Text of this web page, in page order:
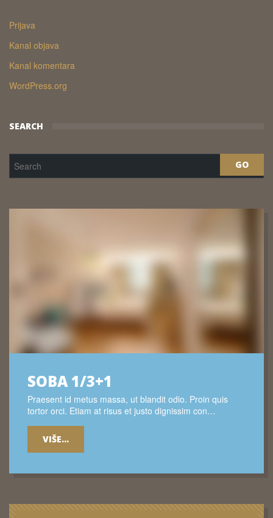
Prijava
Kanal objava
Kanal komentara
WordPress.org
SEARCH
SOBA 1/3+1
Praesent id metus massa, ut blandit odio. Proin quis
tortor orci. Etiam at risus et justo dignissim con…
VIŠE...